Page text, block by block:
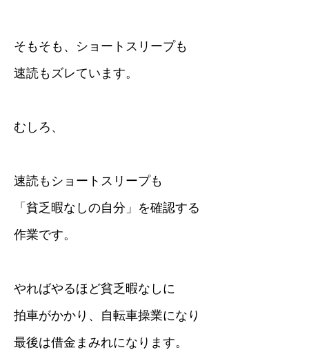
そもそも、ショートスリープも
速読もズレています。
むしろ、
速読もショートスリープも
「貧乏暇なしの自分」を確認する
作業です。
やればやるほど貧乏暇なしに
拍車がかかり、自転車操業になり
最後は借金まみれになります。